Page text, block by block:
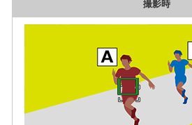
撮影時